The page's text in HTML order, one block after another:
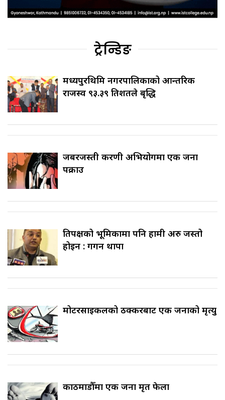
ट्रेन्डिङ
मध्यपुरथिमि नगरपालिकाको आन्तरिक
राजस्व ९३.३९ प्रतिशतले बृद्धि
जबरजस्ती करणी अभियोगमा एक जना
पक्राउ
प्रतिपक्षको भूमिकामा पनि हामी अरु जस्तो
होइन : गगन थापा
मोटरसाइकलको ठक्करबाट एक जनाको मृत्यु
काठमाडौँमा एक जना मृत फेला